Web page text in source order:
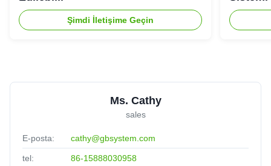
Şimdi İletişime Geçin
Ms. Cathy
sales
E-posta: cathy@gbsystem.com
tel: 86-15888030958